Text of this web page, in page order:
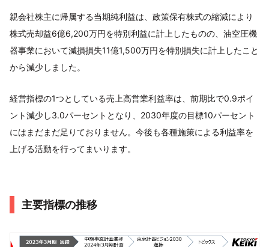
親会社株主に帰属する当期純利益は、政策保有株式の縮減により
株式売却益6億6,200万円を特別利益に計上したものの、油空圧機
器事業において減損損失11億1,500万円を特別損失に計上したこと
から減少しました。
経営指標の1つとしている売上高営業利益率は、前期比で0.9ポイ
ント減少し3.0パーセントとなり、2030年度の目標10パーセント
にはまだまだ足りておりません。今後も各種施策による利益率を
上げる活動を行ってまいります。
主要指標の推移